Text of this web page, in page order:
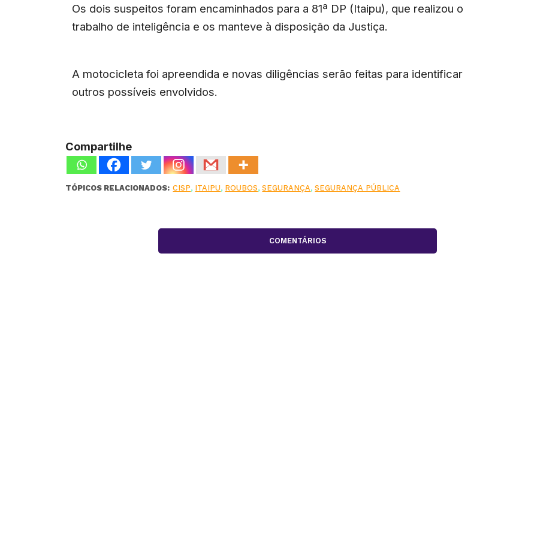
Os dois suspeitos foram encaminhados para a 81ª DP (Itaipu), que realizou o
trabalho de inteligência e os manteve à disposição da Justiça.
A motocicleta foi apreendida e novas diligências serão feitas para identificar
outros possíveis envolvidos.
Compartilhe
TÓPICOS RELACIONADOS: CISP, ITAIPU, ROUBOS,SEGURANÇA,SEGURANÇA PÚBLICA
COMENTÁRIOS